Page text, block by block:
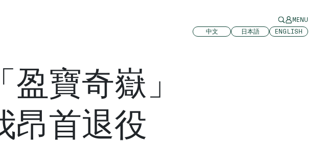
MENU
中文
日本語 ENGLISH
盈寶奇嶽」
昂首退役